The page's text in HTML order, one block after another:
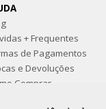
+ Frequentes
de Pagamentos
e Devoluções
Comprar